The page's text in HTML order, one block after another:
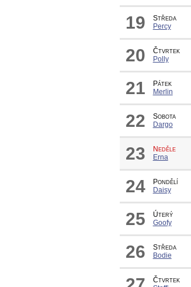
19
Středa
Percy
20
Čtvrtek
Polly
21
Pátek
Merlin
22
Sobota
Dargo
23
Neděle
Erna
24
Pondělí
Daisy
25
Úterý
Goofy
26
Středa
Bodie
Čtvrtek